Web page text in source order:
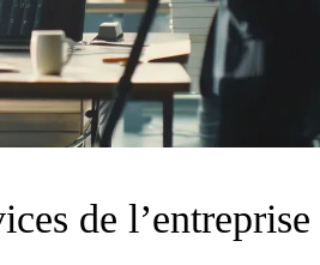
de l’entreprise